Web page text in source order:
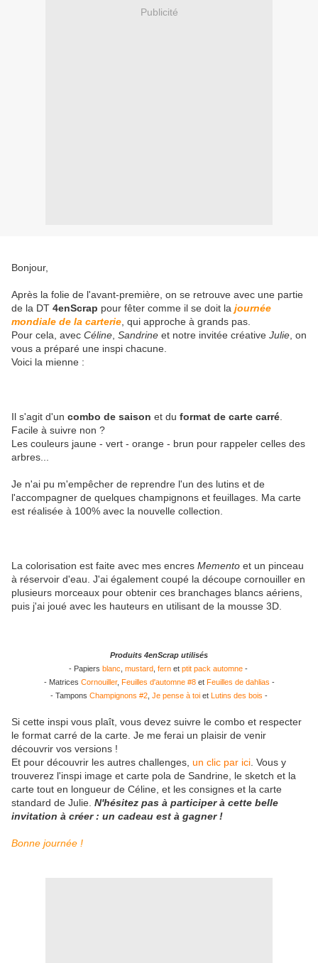
Publicité
Bonjour,
Après la folie de l'avant-première, on se retrouve avec une partie
de la DT 4enScrap pour fêter comme il se doit la journée
mondiale de la carterie , qui approche à grands pas.
Pour cela, avec Céline Sandrine et notre invitée créative Julie , on
vous a préparé une inspi chacune.
Voici la mienne :
Il s'agit d'un combo de saison et du format de carte carré
Facile à suivre non ?
Les couleurs jaune - vert - orange - brun pour rappeler celles des
arbres...
Je n'ai pu m'empêcher de reprendre l'un des lutins et de
l'accompagner de quelques champignons et feuillages. Ma carte
est réalisée à 100% avec la nouvelle collection.
La colorisation est faite avec mes encres Memento et un pinceau
à réservoir d'eau. J'ai également coupé la découpe cornouiller en
plusieurs morceaux pour obtenir ces branchages blancs aériens,
puis j'ai joué avec les hauteurs en utilisant de la mousse 3D.
Produits 4enScrap utilisés
- Papiers blanc mustard, fernet ptit pack automne-
- Matrices Cornouiller, Feuilles d'automne #8et Feuilles de dahlias -
- Tampons Champignons #2 Je pense à toi et Lutins des bois -
Si cette inspi vous plaît, vous devez suivre le combo et respecter
le format carré de la carte. Je me ferai un plaisir de venir
découvrir vos versions !
Et pour découvrir les autres challenges, un clic par ici . Vous y
trouverez l'inspi image et carte pola de Sandrine, le sketch et la
carte tout en longueur de Céline, et les consignes et la carte
standard de Julie. N'hésitez pas à participer à cette belle
invitation à créer : un cadeau est à gagner !
Bonne journée !